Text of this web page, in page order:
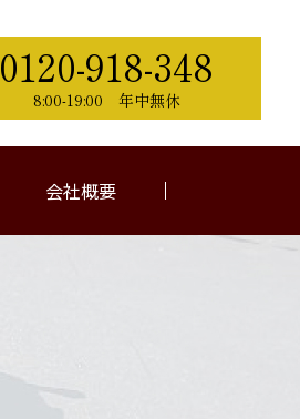
0120-918-348
8:00-19:00 年中無休
会社概要